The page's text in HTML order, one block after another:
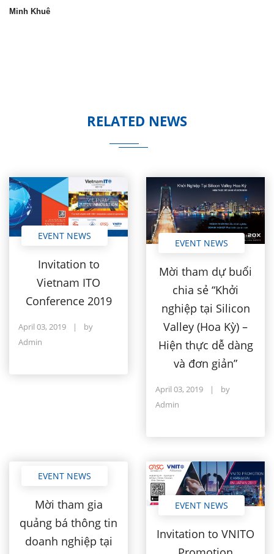
Minh Khuê
RELATED NEWS
EVENT NEWS
Invitation to
Vietnam ITO
Conference 2019
April 03, 2019 |
by
Admin
EVENT NEWS
Mời tham dự buổi
chia sẻ “Khởi
nghiệp tại Silicon
Valley (Hoa Kỳ) –
Hiện thực dễ dàng
và đơn giản”
April 03, 2019 |
by
Admin
EVENT NEWS
Mời tham gia
quảng bá thông tin
doanh nghiệp tại
EVENT NEWS
Invitation to VNITO